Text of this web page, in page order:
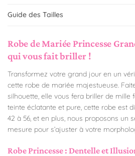
Guide des Tailles
Robe de Mariée Princesse
qui vous fait briller !
Transformez votre grand jour en un
cette robe de mariée majestueuse.
silhouette, elle vous fera briller de mille
teinte éclatante et pure, cette robe est
42 à 56, et en plus, nous proposons un
mesure pour s’ajuster à votre
Robe Princesse : Dentelle et